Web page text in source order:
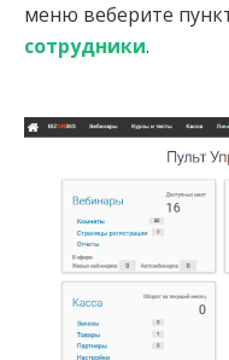
меню веберите
сотрудники.